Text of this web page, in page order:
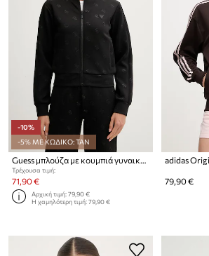
-10%
-5% ΜΕ ΚΩΔΙΚΟ: TAN
Guess μπλούζα με κουμπιά γυναικεία CALISTA
Τρέχουσα τιμή:
71,90 €
Αρχική τιμή:79,90 €
Η χαμηλότερη τιμή:79,90 €
79,90 €